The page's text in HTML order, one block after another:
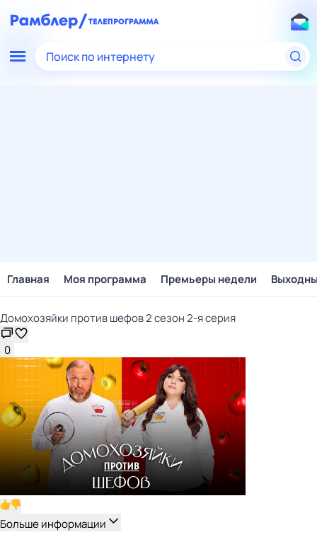
Поиск по интернету
Главная Моя программа Премьеры недели
Домохозяйки против шефов 2 сезон 2-я серия
0
Больше информации